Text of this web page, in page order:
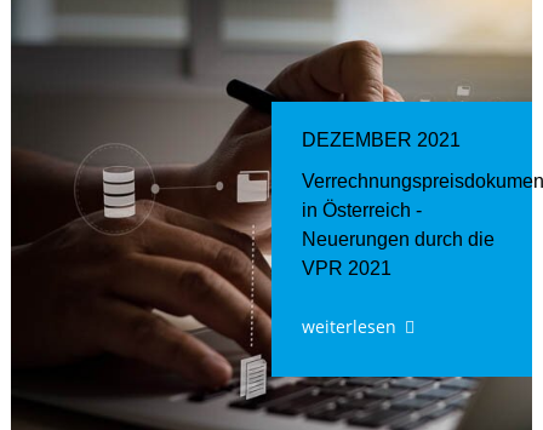
DEZEMBER 2021
in Österreich -
Neuerungen durch die
VPR 2021
weiterlesen